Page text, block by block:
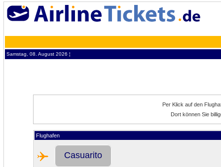
Samstag, 08. August 2026 ¦
Per Klick auf den
Dort können Sie
Flughafen
Casuarito